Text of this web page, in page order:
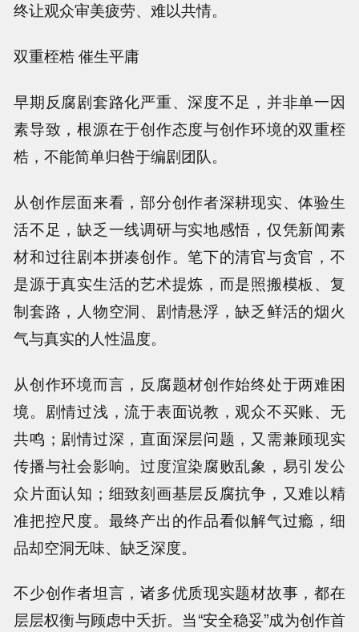
终让观众审美疲劳、难以共情。
双重桎梏 催生平庸
早期反腐剧套路化严重、深度不足，并非单一因
素导致，根源在于创作态度与创作环境的双重桎
梏，不能简单归咎于编剧团队。
从创作层面来看，部分创作者深耕现实、体验生
活不足，缺乏一线调研与实地感悟，仅凭新闻素
材和过往剧本拼凑创作。笔下的清官与贪官，不
是源于真实生活的艺术提炼，而是照搬模板、复
制套路，人物空洞、剧情悬浮，缺乏鲜活的烟火
气与真实的人性温度。
从创作环境而言，反腐题材创作始终处于两难困
境。剧情过浅，流于表面说教，观众不买账、无
共鸣；剧情过深，直面深层问题，又需兼顾现实
传播与社会影响。过度渲染腐败乱象，易引发公
众片面认知；细致刻画基层反腐抗争，又难以精
准把控尺度。最终产出的作品看似解气过瘾，细
品却空洞无味、缺乏深度。
不少创作者坦言，诸多优质现实题材故事，都在
层层权衡与顾虑中夭折。当“安全稳妥”成为创作首